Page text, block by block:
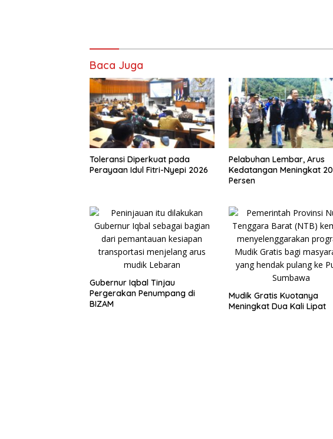
Baca Juga
Toleransi Diperkuat pada
Perayaan Idul Fitri-Nyepi 2026
Pelabuhan Lembar, Arus
Kedatangan Meningkat 20
Persen
Gubernur Iqbal Tinjau
Pergerakan Penumpang di
BIZAM
Mudik Gratis Kuotanya
Meningkat Dua Kali Lipat